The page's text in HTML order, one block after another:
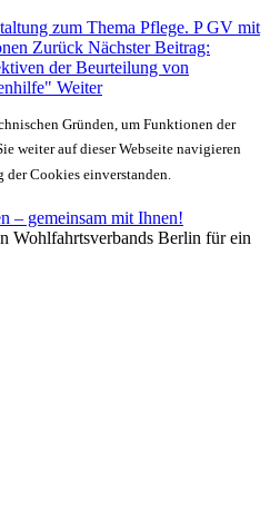
zum Thema Pflege. P GV mit
Zurück Nächster Beitrag:
der Beurteilung von
Weiter
Gründen, um Funktionen der
weiter auf dieser Webseite navigieren
Cookies einverstanden.
– gemeinsam mit Ihnen!
Wohlfahrtsverbands Berlin für ein